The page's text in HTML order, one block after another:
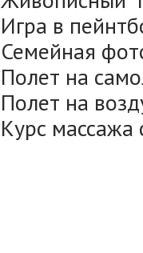
Игра в
Семейная
Полет на
Полет на
Курс массажа